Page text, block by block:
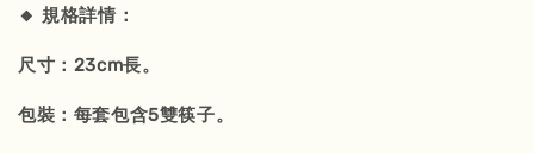
🔸 規格詳情：
尺寸：23cm長。
包裝：每套包含5雙筷子。